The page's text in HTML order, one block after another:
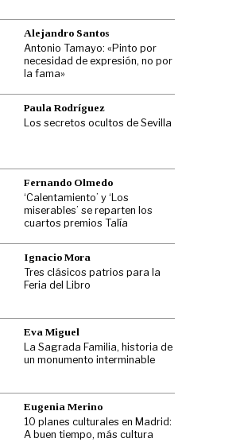
Alejandro Santos
Antonio Tamayo: «Pinto por
necesidad de expresión, no por
la fama»
Paula Rodríguez
Los secretos ocultos de Sevilla
Fernando Olmedo
‘Calentamiento’ y ‘Los
miserables’ se reparten los
cuartos premios Talía
Ignacio Mora
Tres clásicos patrios para la
Feria del Libro
Eva Miguel
La Sagrada Familia, historia de
un monumento interminable
Eugenia Merino
10 planes culturales en Madrid:
A buen tiempo, más cultura